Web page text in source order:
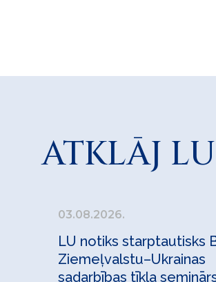
ATKLĀJ LU
03.08.2026.
LU notiks starptautisks
Ziemeļvalstu–Ukrainas
sadarbības tīkla